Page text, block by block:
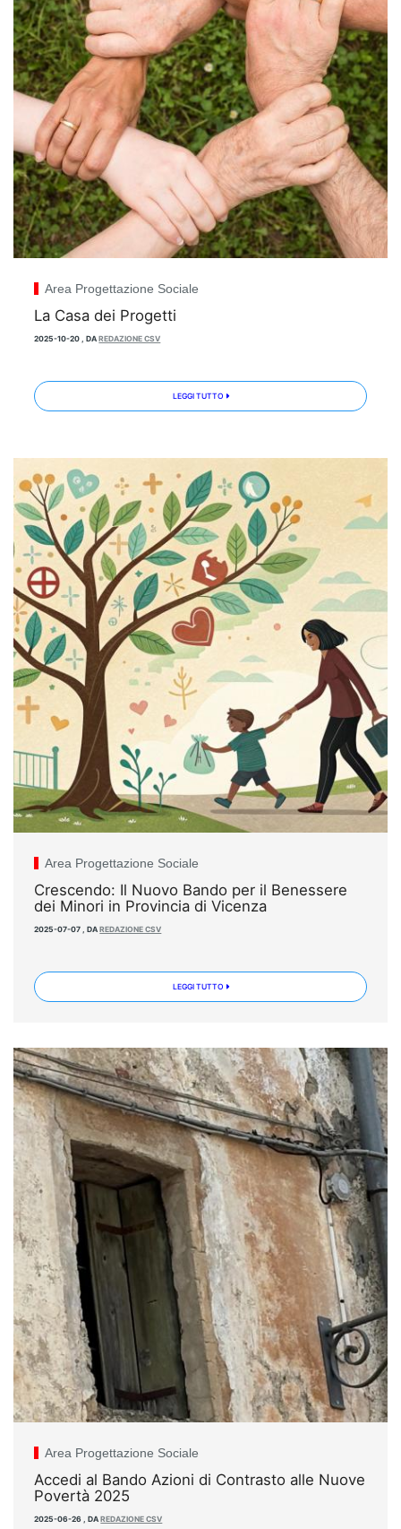
Area Progettazione Sociale
La Casa dei Progetti
2025-10-20 ,DAREDAZIONE CSV
LEGGI TUTTO
Area Progettazione Sociale
Crescendo: Il Nuovo Bando per il Benessere
dei Minori in Provincia di Vicenza
2025-07-07 ,DAREDAZIONE CSV
LEGGI TUTTO
Area Progettazione Sociale
Accedi al Bando Azioni di Contrasto alle Nuove
Povertà 2025
2025-06-26 ,DAREDAZIONE CSV